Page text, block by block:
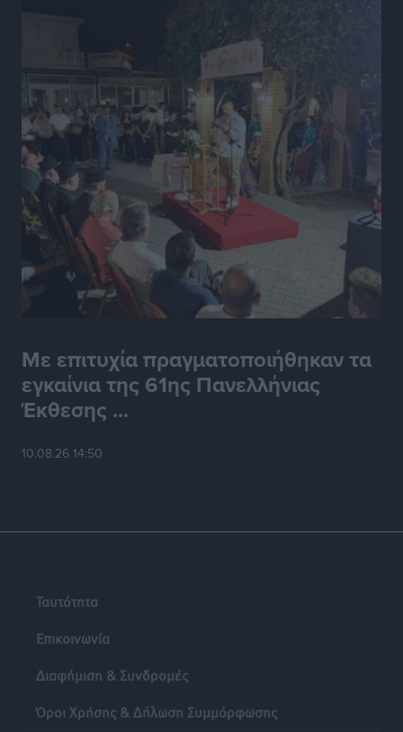
Με επιτυχία πραγματοποιήθηκαν τα
εγκαίνια της 61ης Πανελλήνιας
Έκθεσης ...
10.08.26 14:50
Ταυτότητα
Επικοινωνία
Διαφήμιση & Συνδρομές
Όροι Χρήσης & Δήλωση Συμμόρφωσης